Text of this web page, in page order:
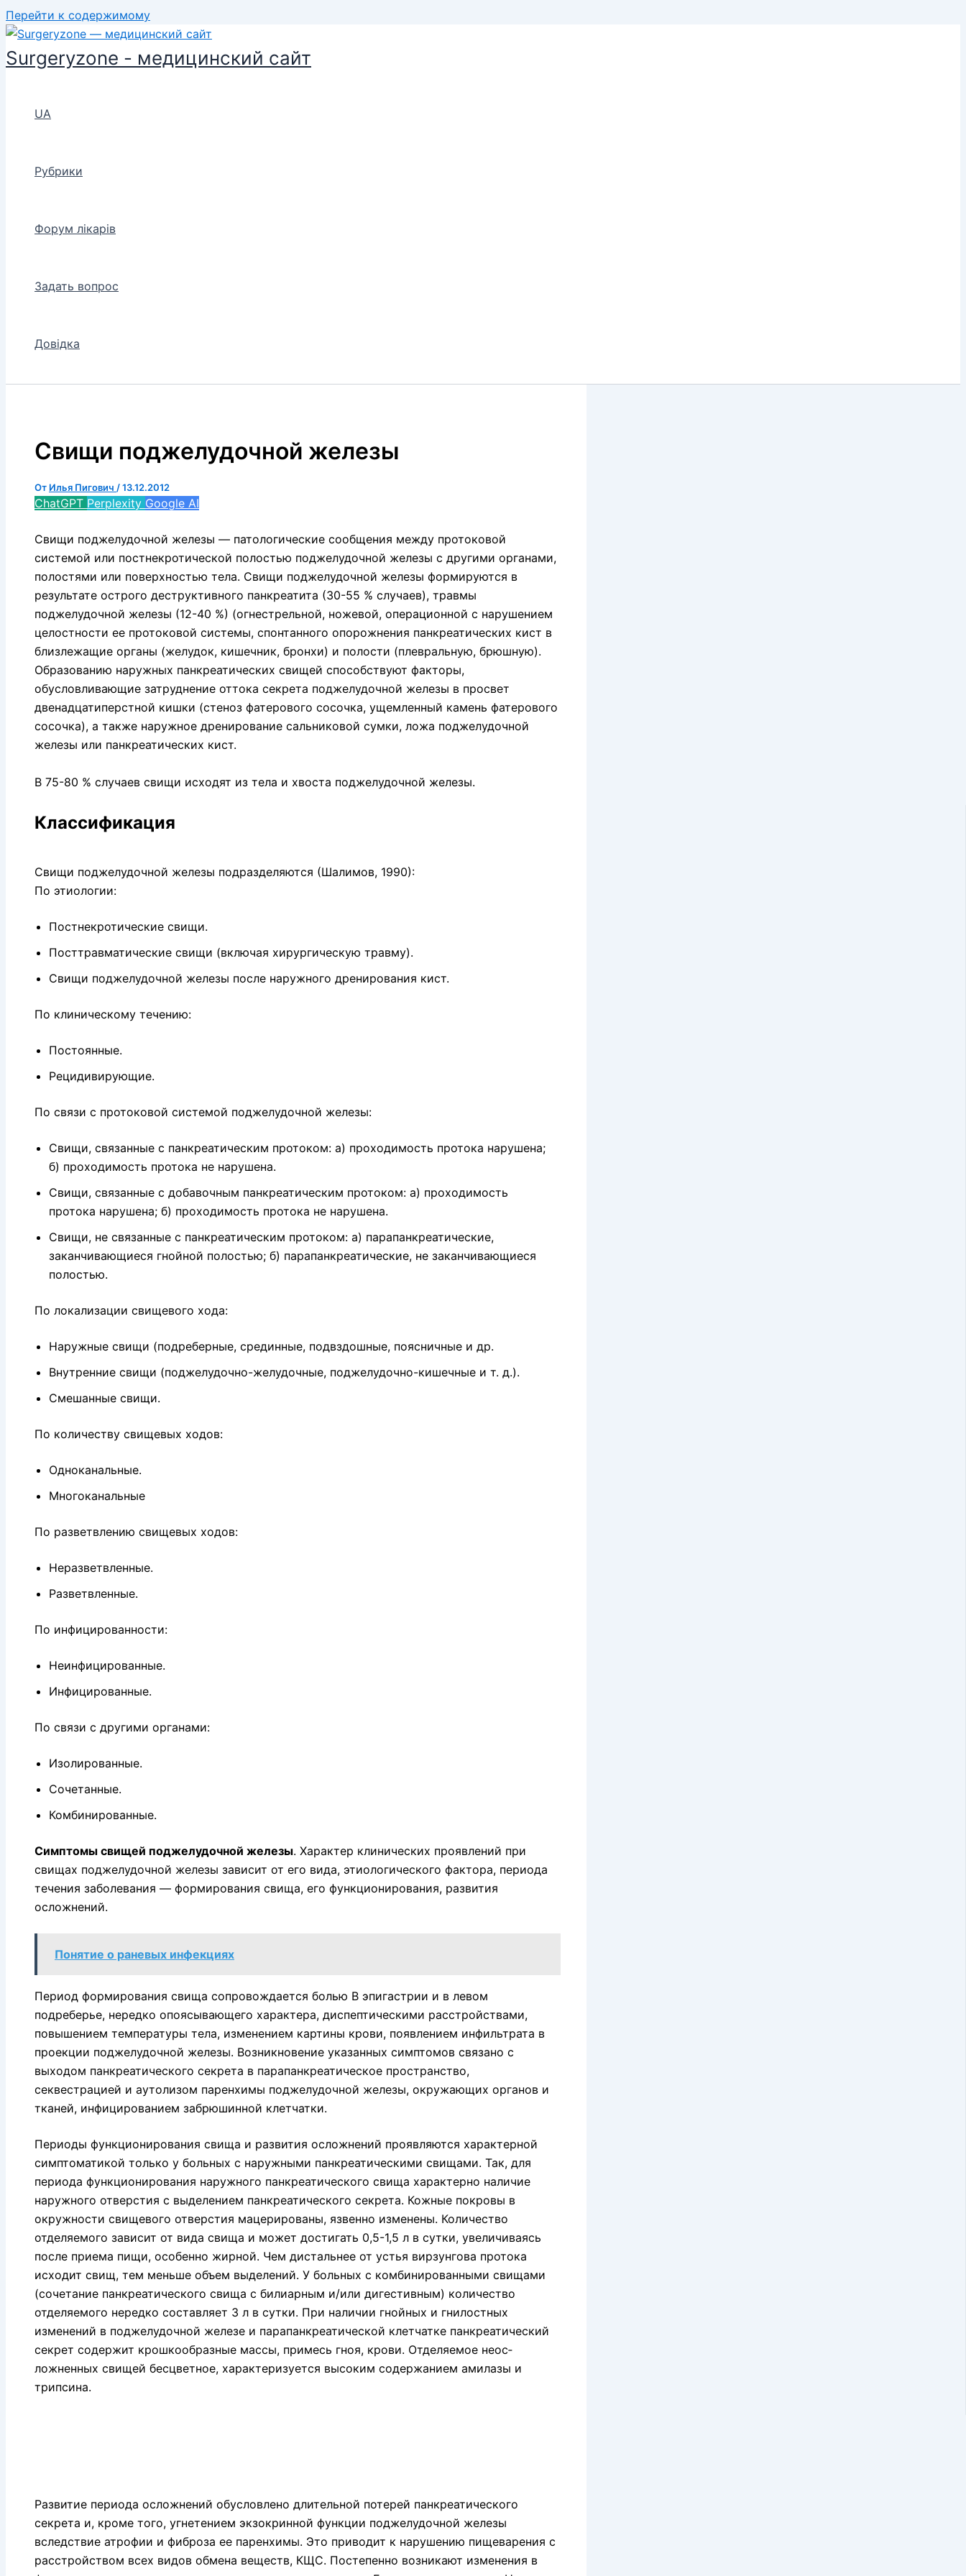
Перейти к содержимому
Surgeryzone - медицинский сайт
UA
Рубрики
Форум лікарів
Задать вопрос
Довідка
Свищи поджелудочной железы
От Илья Пигович /13.12.2012
ChatGPT Perplexity Google AI
Свищи поджелудочной железы — патологические сообщения между протоковой
системой или постнекротической полостью поджелудочной железы с другими органами,
полостями или поверхностью тела. Свищи поджелудочной железы формируются в
результате острого деструктивного панкреатита (30-55 % случаев), травмы
поджелудочной железы (12-40 %) (огнестрельной, ножевой, опе­рационной с нарушением
целостности ее протоковой системы, спонтанного опорожнения панкреатических кист в
близлежащие органы (желудок, кишечник, бронхи) и полости (плевральную, брюшную).
Образованию наружных панкреатических свищей способствуют факторы,
обусловливающие затруднение оттока секрета поджелудочной железы в просвет
двенадцатиперстной кишки (стеноз фатерового сосочка, ущемленный камень фатерового
сосочка), а также наружное дренирование сальниковой сум­ки, ложа поджелудочной
железы или панкреатических кист.
В 75-80 % случаев свищи исходят из тела и хвоста поджелу­дочной железы.
Классификация
Свищи поджелудочной железы под­разделяются (Шалимов, 1990):
По этиологии:
Постнекротические свищи.
Посттравматические свищи (включая хирургическую травму).
Свищи поджелудочной железы после наружного дренирования кист.
По клиническому течению:
Постоянные.
Рецидивирующие.
По связи с протоковой системой поджелудочной железы:
Свищи, связанные с панкреатическим протоком: а) про­ходимость протока нарушена;
б) проходимость протока не нарушена.
Свищи, связанные с добавочным панкреатическим прото­ком: а) проходимость
протока нарушена; б) проходимость протока не нарушена.
Свищи, не связанные с панкреатическим протоком: а) парапанкреатические,
заканчивающиеся гнойной полостью; б) парапанкреатические, не заканчивающиеся
полостью.
По локализации свищевого хода:
Наружные свищи (подреберные, срединные, подвздош­ные, поясничные и др.
Внутренние свищи (поджелудочно-желудочные, подже­лудочно-кишечные и т. д.).
Смешанные свищи.
По количеству свищевых ходов:
Одноканальные.
Многоканальные
По разветвлению свищевых ходов:
Неразветвленные.
Разветвленные.
По инфицированности:
Неинфицированные.
Инфицированные.
По связи с другими органами:
Изолированные.
Сочетанные.
Комбинированные.
Симптомы свищей поджелудочной железы. Характер клинических про­явлений при
свищах поджелудочной железы зависит от его вида, этиологического фактора, периода
течения заболевания — форми­рования свища, его функционирования, развития
осложнений.
Понятие о раневых инфекциях
Период формирования свища сопровождается болью В эпигастрии и в левом
подреберье, нередко опоясывающего характера, диспептическими расстройствами,
повышением температуры те­ла, изменением картины крови, появлением инфильтрата в
про­екции поджелудочной железы. Возникновение указанных симптомов связано с
выходом панкреатического секрета в парапанкреатическое пространство,
секвестрацией и аутолизом паренхи­мы поджелудочной железы, окружающих органов и
тканей, ин­фицированием забрюшинной клетчатки.
Периоды функционирования свища и развития осложнений проявляются характерной
симптоматикой только у больных с на­ружными панкреатическими свищами. Так, для
периода функ­ционирования наружного панкреатического свища характерно наличие
наружного отверстия с выделением панкреатического секрета. Кожные покровы в
окружности свищевого отверстия мацерированы, язвенно изменены. Количество
отделяемого зави­сит от вида свища и может достигать 0,5-1,5 л в сутки, увеличи­ваясь
после приема пищи, особенно жирной. Чем дистальнее от устья вирзунгова протока
исходит свищ, тем меньше объем выделений. У больных с комбинированными свищами
(сочетание панкреатического свища с билиарным и/или дигестивным) количество
отделяемого нередко составляет 3 л в сутки. При наличии гнойных и гнилостных
изменений в поджелудочной железе и парапанкреатической клетчатке панкреатический
секрет содержит крошкообразные массы, примесь гноя, крови. Отделяемое неос­
ложненных свищей бесцветное, характеризуется высоким содер­жанием амилазы и
трипсина.
Развитие периода осложнений обусловлено длительной по­терей панкреатического
секрета и, кроме того, угнетением экзокринной функции поджелудочной железы
вследствие атрофии и фиброза ее паренхимы. Это приводит к нарушению пищеварения с
расстройством всех видов обмена веществ, КЩС. Постепенно возникают изменения в